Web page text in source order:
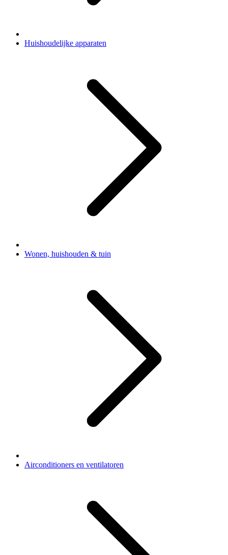
Huishoudelijke apparaten
Wonen, huishouden & tuin
Airconditioners en ventilatoren